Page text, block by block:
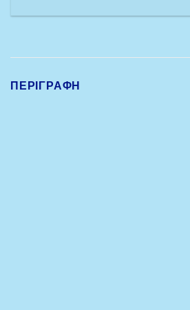
ΠΕΡΙΓΡΑΦΉ